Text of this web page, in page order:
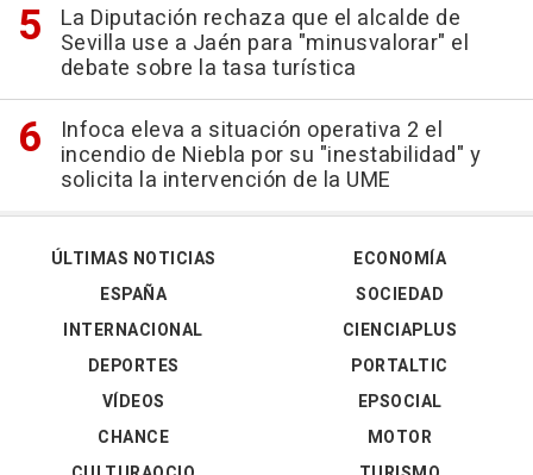
La Diputación rechaza que el alcalde de
Sevilla use a Jaén para "minusvalorar" el
debate sobre la tasa turística
Infoca eleva a situación operativa 2 el
incendio de Niebla por su "inestabilidad" y
solicita la intervención de la UME
ÚLTIMAS NOTICIAS
ESPAÑA
INTERNACIONAL
DEPORTES
VÍDEOS
ECONOMÍA
SOCIEDAD
CIENCIAPLUS
PORTALTIC
EPSOCIAL
CHANCE
MOTOR